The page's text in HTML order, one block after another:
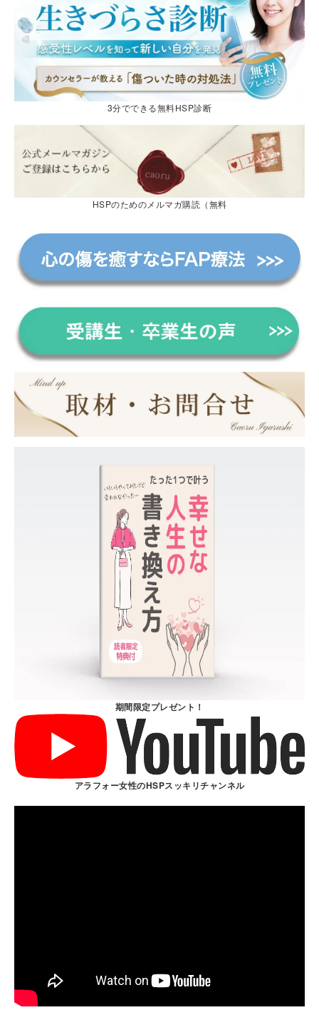
3分でできる無料HSP診断
HSPのためのメルマガ購読（無料
期間限定プレゼント！
アラフォー女性のHSPスッキリチャンネル